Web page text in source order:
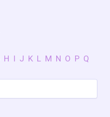
H I J K L M N O P Q